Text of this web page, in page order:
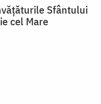
Sfântului
cel Mare